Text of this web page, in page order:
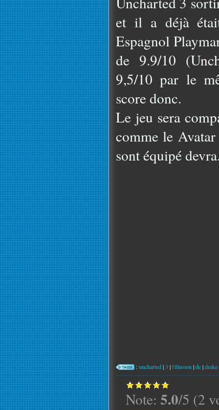
et il a déjà
Espagnol
de 9.9/10
9,5/10 par le
score donc.
Le jeu sera
comme le
sont équipé
:uncharted|3 |l'illusion |de|drake
Note: 5.0/5 (2